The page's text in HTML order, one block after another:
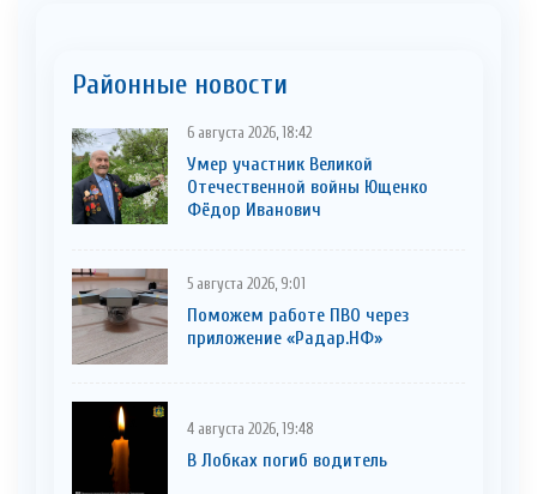
Районные новости
6 августа 2026, 18:42
Умер участник Великой
Отечественной войны Ющенко
Фёдор Иванович
5 августа 2026, 9:01
Поможем работе ПВО через
приложение «Радар.НФ»
4 августа 2026, 19:48
В Лобках погиб водитель